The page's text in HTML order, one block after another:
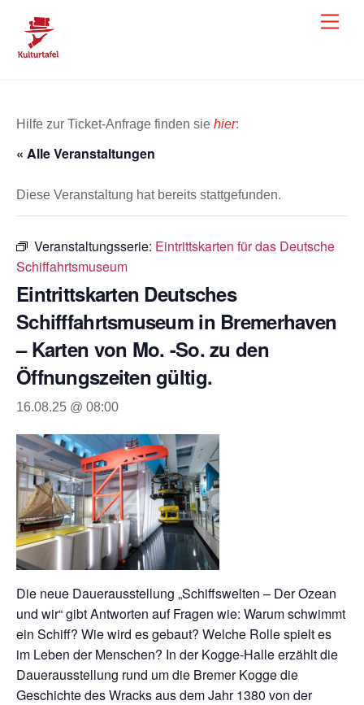
content
Hilfe zur Ticket-Anfrage finden sie hier:
« Alle Veranstaltungen
Diese Veranstaltung hat bereits stattgefunden.
Veranstaltungsserie: Eintrittskarten für das Deutsche
Schiffahrtsmuseum
Eintrittskarten Deutsches
Schifffahrtsmuseum in Bremerhaven
– Karten von Mo. -So. zu den
Öffnungszeiten gültig.
16.08.25 @ 08:00
Die neue Dauerausstellung „Schiffswelten – Der Ozean
und wir“ gibt Antworten auf Fragen wie: Warum schwimmt
ein Schiff? Wie wird es gebaut? Welche Rolle spielt es
im Leben der Menschen? In der Kogge-Halle erzählt die
Dauerausstellung rund um die Bremer Kogge die
Geschichte des Wracks aus dem Jahr 1380 von der